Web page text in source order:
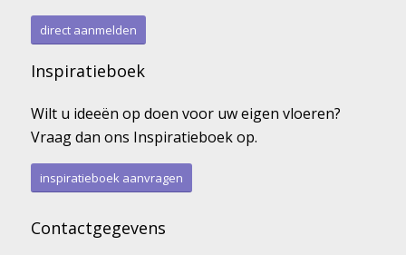
direct aanmelden
Inspiratieboek
Wilt u ideeën op doen voor uw eigen vloeren?
Vraag dan ons Inspiratieboek op.
inspiratieboek aanvragen
Contactgegevens